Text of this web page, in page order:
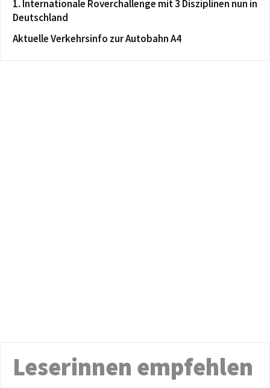
1. Internationale Roverchallenge mit 3 Disziplinen nun in
Deutschland
Aktuelle Verkehrsinfo zur Autobahn A4
Leserinnen empfehlen